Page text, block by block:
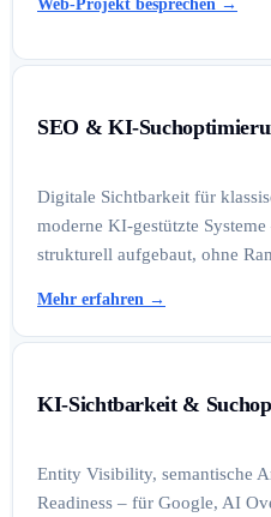
Web-Projekt besprechen →
SEO & KI-
Digitale Sichtbarkeit für
moderne KI-gestützte
strukturell aufgebaut, ohne
Mehr erfahren →
KI-Sichtbarkeit &
Entity Visibility, semantische
Readiness – für Google, AI